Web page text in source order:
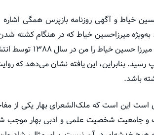
خیاط و آگهی روزنامه بازپرس همگی
میرزاحسین خیاط که در هنگام کشته شدن
بوده، خاطراتش از اهمیت
چاپ رسید. بنابراین، این یافته نشان می‌دهد که
باشد.
این است که ملک‌الشعرای بهار یکی از
و جامعیت شخصیت علمی و ادبی بهار موجب